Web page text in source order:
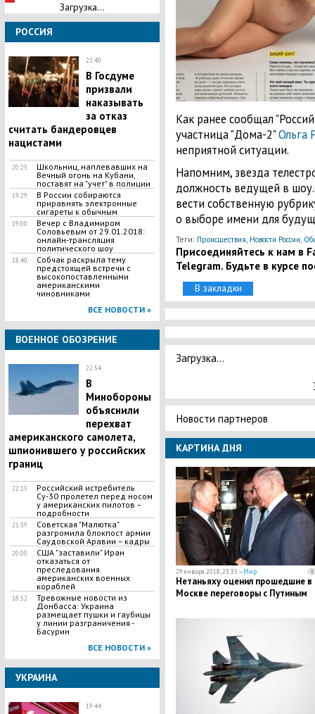
Загрузка...
РОССИЯ
22:40
В Госдуме
призвали
наказывать
за отказ
считать бандеровцев
нацистами
20:25
Школьниц, наплевавших на
Вечный огонь на Кубани,
поставят на "учет" в полиции
19:29
В России собираются
приравнять электронные
сигареты к обычным
19:00
Вечер с Владимиром
Соловьевым от 29.01.2018:
онлайн-трансляция
политического шоу
18:40
Собчак раскрыла тему
предстоящей встречи с
высокопоставленными
американскими
чиновниками
ВСЕ НОВОСТИ »
ВОЕННОЕ ОБОЗРЕНИЕ
22:54
В
Минобороны
объяснили
перехват
американского самолета,
шпионившего у российских
границ
22:15
Российский истребитель
Су-30 пролетел перед носом
у американских пилотов –
подробности
21:39
Советская "Малютка"
разгромила блокпост армии
Саудовской Аравии – кадры
20:00
США "заставили" Иран
отказаться от
преследования
американских военных
кораблей
18:52
Тревожные новости из
Донбасса: Украина
размещает пушки и гаубицы
у линии разграничения -
Басурин
ВСЕ НОВОСТИ »
УКРАИНА
19:44
Как ранее сообщал
участница "Дома-2"Ольга
неприятной ситуации.
Напомним, звезда
должность ведущей в
вести собственную
о выборе имени для
Теги: Происшествия, Новости России,
Присоединяйтесь к нам в
Telegram. Будьте в курсе
В закладки
Загрузка...
Новости партнеров
КАРТИНА ДНЯ
29 января 2018, 23:35 —Мир
Нетаньяху оценил прошедшие в
Москве переговоры с Путиным